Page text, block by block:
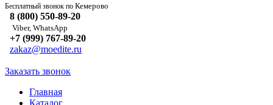
Бесплатный звонок по Кемерово
8 (800) 550-89-20
Viber, WhatsApp
+7 (999) 767-89-20
zakaz@moedite.ru
Заказать звонок
Главная
Каталог